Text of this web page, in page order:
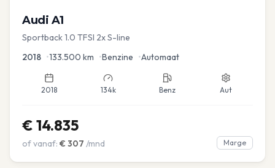
Audi A1
Sportback 1.0 TFSI 2x S-line
2018 •133.500 km •Benzine •Automaat
2018 134k Benz Aut
€ 14.835
of vanaf: € 307 /mnd Marge